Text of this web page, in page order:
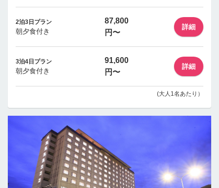
2泊3日プラン
朝夕食付き
87,800
円〜
詳細
3泊4日プラン
朝夕食付き
91,600
円〜
詳細
(大人1名あたり）